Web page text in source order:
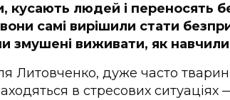
кусають людей і переносять
самі вирішили стати
змушені виживати, як
Литовченко, дуже часто
в стресових ситуаціях